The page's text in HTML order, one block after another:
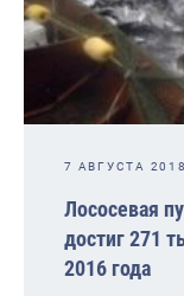
7 АВГУСТА 2018
Лососевая
достиг 271
2016 года